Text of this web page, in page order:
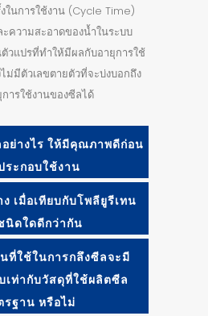
ในการใช้งาน (Cycle Time)
ความสะอาดของน้ำในระบบ
วแปรที่ทำให้มีผลกับอายุการใช้
ม่มีตัวเลขตายตัวที่จะบ่งบอกถึง
การใช้งานของซีลได้
ย่างไร ให้มีคุณภาพดีก่อน
ระกอบใช้งาน
เมื่อเทียบกับโพลียูรีเทน
นิดใดดีกว่ากัน
ที่ใช้ในการกลึงซีลจะมี
เท่ากับวัสดุที่ใช้ผลิตซีล
รฐาน หรือไม่